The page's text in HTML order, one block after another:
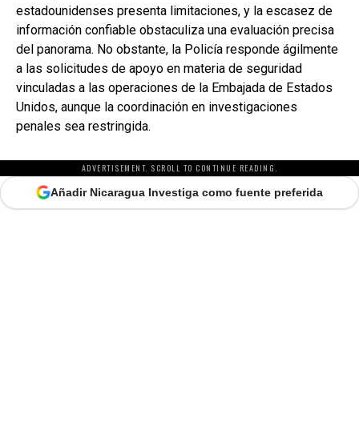
estadounidenses presenta limitaciones, y la escasez de
información confiable obstaculiza una evaluación precisa
del panorama. No obstante, la Policía responde ágilmente
a las solicitudes de apoyo en materia de seguridad
vinculadas a las operaciones de la Embajada de Estados
Unidos, aunque la coordinación en investigaciones
penales sea restringida.
ADVERTISEMENT. SCROLL TO CONTINUE READING.
Añadir Nicaragua Investiga como fuente preferida